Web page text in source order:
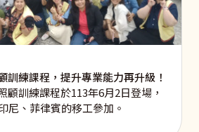
訓練課程，提升專業能力再升級！
顧訓練課程於113年6月2日登場，
尼、菲律賓的移工參加。